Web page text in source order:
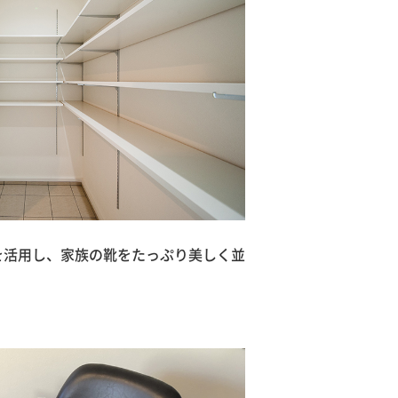
用し、家族の靴をたっぷり美しく並